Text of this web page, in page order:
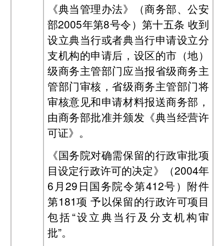
《典当管理办法》（商务部、公安
部2005年第8号令）第十五条 收到
设立典当行或者典当行申请设立分
支机构的申请后，设区的市（地）
级商务主管部门应当报省级商务主
管部门审核，省级商务主管部门将
审核意见和申请材料报送商务部，
由商务部批准并颁发《典当经营许
可证》。
《国务院对确需保留的行政审批项
目设定行政许可的决定》（2004年
6月29日国务院令第412号）附件
第181项 予以保留的行政许可项目
包括“设立典当行及分支机构审
批”。